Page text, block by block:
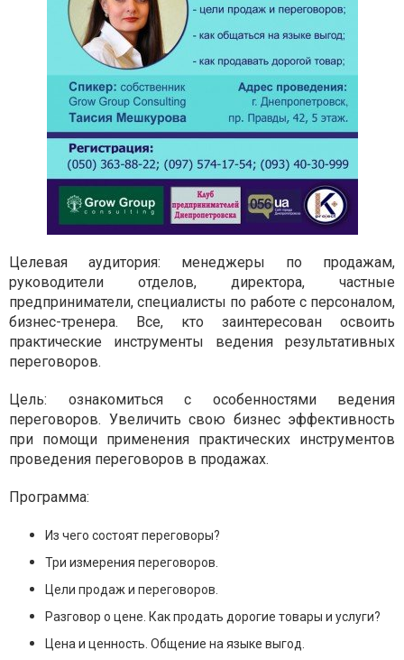
Целевая аудитория: менеджеры по продажам,
руководители отделов, директора, частные
предприниматели, специалисты по работе с персоналом,
бизнес-тренера. Все, кто заинтересован освоить
практические инструменты ведения результативных
переговоров.
Цель: ознакомиться с особенностями ведения
переговоров. Увеличить свою бизнес эффективность
при помощи применения практических инструментов
проведения переговоров в продажах.
Программа:
Из чего состоят переговоры?
Три измерения переговоров.
Цели продаж и переговоров.
Разговор о цене. Как продать дорогие товары и услуги?
Цена и ценность. Общение на языке выгод.